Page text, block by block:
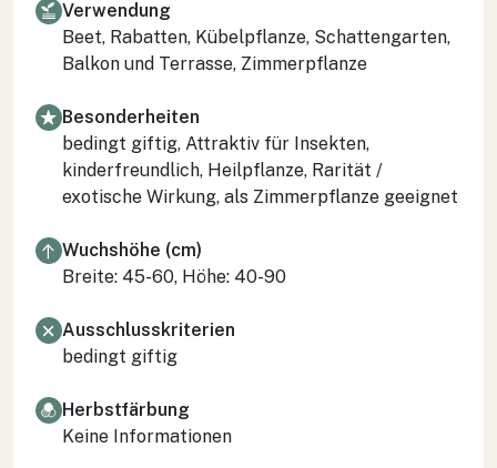
Verwendung
Beet, Rabatten, Kübelpflanze, Schattengarten,
Balkon und Terrasse, Zimmerpflanze
Besonderheiten
bedingt giftig, Attraktiv für Insekten,
kinderfreundlich, Heilpflanze, Rarität /
exotische Wirkung, als Zimmerpflanze geeignet
Wuchshöhe (cm)
Breite: 45-60, Höhe: 40-90
Ausschlusskriterien
bedingt giftig
Herbstfärbung
Keine Informationen